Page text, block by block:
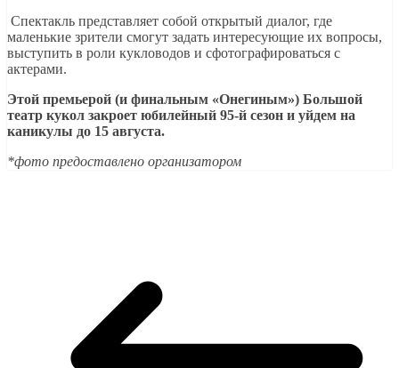
Спектакль представляет собой открытый диалог, где
маленькие зрители смогут задать интересующие их вопросы,
выступить в роли кукловодов и сфотографироваться с
актерами.
Этой премьерой (и финальным «Онегиным») Большой
театр кукол закроет юбилейный 95-й сезон и уйдем на
каникулы до 15 августа.
*фото предоставлено организатором